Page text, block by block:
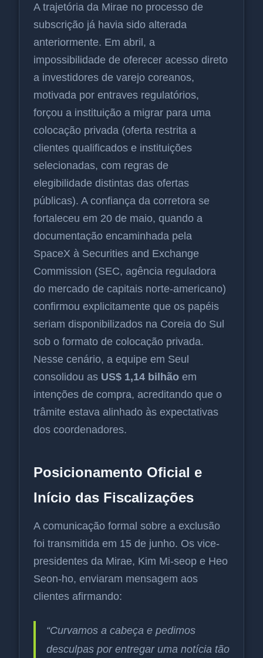
A trajetória da Mirae no processo de
subscrição já havia sido alterada
anteriormente. Em abril, a
impossibilidade de oferecer acesso direto
a investidores de varejo coreanos,
motivada por entraves regulatórios,
forçou a instituição a migrar para uma
colocação privada (oferta restrita a
clientes qualificados e instituições
selecionadas, com regras de
elegibilidade distintas das ofertas
públicas). A confiança da corretora se
fortaleceu em 20 de maio, quando a
documentação encaminhada pela
SpaceX à Securities and Exchange
Commission (SEC, agência reguladora
do mercado de capitais norte-americano)
confirmou explicitamente que os papéis
seriam disponibilizados na Coreia do Sul
sob o formato de colocação privada.
Nesse cenário, a equipe em Seul
consolidou as US$ 1,14 bilhão em
intenções de compra, acreditando que o
trâmite estava alinhado às expectativas
dos coordenadores.
Posicionamento Oficial e
Início das Fiscalizações
A comunicação formal sobre a exclusão
foi transmitida em 15 de junho. Os vice-
presidentes da Mirae, Kim Mi-seop e Heo
Seon-ho, enviaram mensagem aos
clientes afirmando:
“Curvamos a cabeça e pedimos
desculpas por entregar uma notícia tão